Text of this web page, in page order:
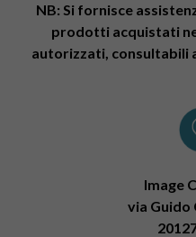
NB: Si fornisce
prodotti acquistati
autorizzati, consultabili
Image
via Guido